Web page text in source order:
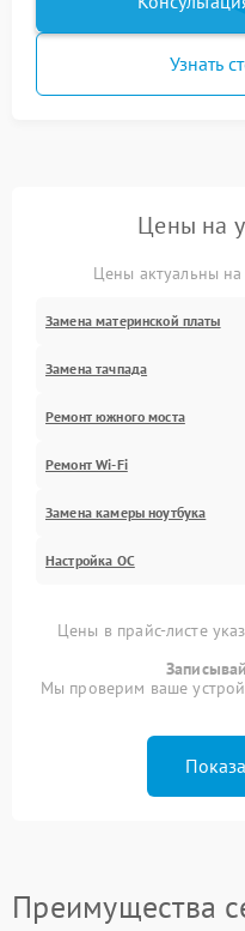
Узнать
Цены на
Цены актуальны
Замена материнской платы
Замена тачпада
Ремонт южного моста
Ремонт Wi-Fi
Замена камеры ноутбука
Настройка ОС
Цены в прайс-листе
Мы проверим ваше
Преимущества